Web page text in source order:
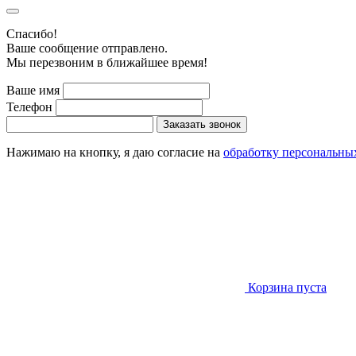
Cпасибо!
Ваше сообщение отправлено.
Мы перезвоним в ближайшее время!
Ваше имя
Телефон
Заказать звонок
Нажимаю на кнопку, я даю согласие на обработку
Корзина пуста